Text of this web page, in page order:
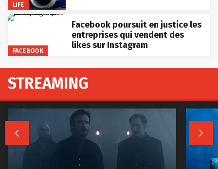
LIFE
FACEBOOK
Facebook poursuit en justice les
entreprises qui vendent des
likes sur Instagram
STREAMING
 